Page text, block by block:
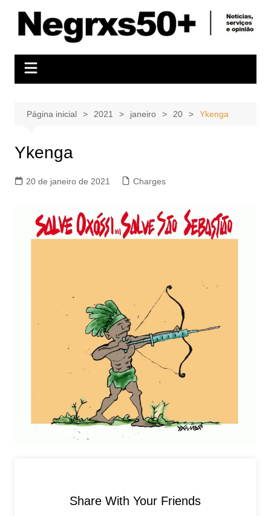
conteúdo
Página inicial 2021 janeiro 20 Ykenga
Ykenga
20 de janeiro de 2021 Charges
Share With Your Friends